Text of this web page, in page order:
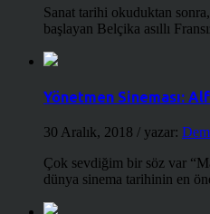
Sanat tarihi okuduktan
başlayan Belçika asıllı
Yönetmen Sineması:
30 Aralık, 2018 / yazar:
Çok sevdiğim bir söz var
dünya sinema tarihinin en